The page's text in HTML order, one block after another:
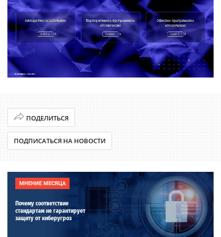
ПОДЕЛИТЬСЯ
ПОДПИСАТЬСЯ НА НОВОСТИ
МНЕНИЕ МЕСЯЦА
Почему соответствие
стандартам не гарантирует
защиту от киберугроз